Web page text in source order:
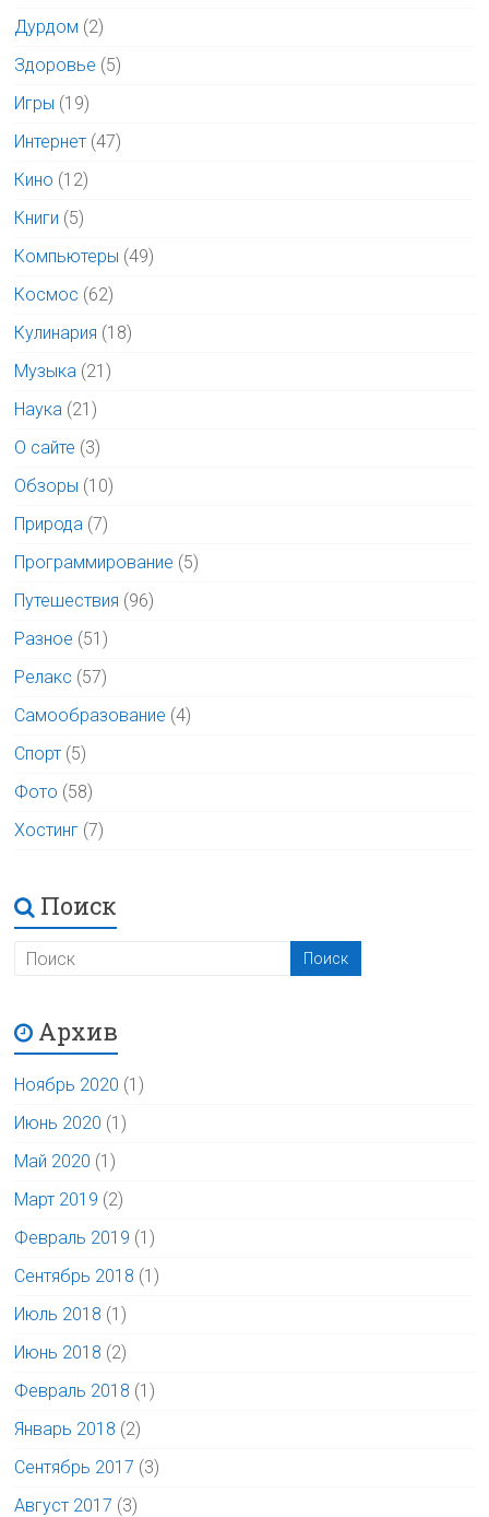
Дурдом (2)
Здоровье (5)
Игры (19)
Интернет (47)
Кино (12)
Книги (5)
Компьютеры (49)
Космос (62)
Кулинария (18)
Музыка (21)
Наука (21)
О сайте (3)
Обзоры (10)
Природа (7)
Программирование (5)
Путешествия (96)
Разное (51)
Релакс (57)
Самообразование (4)
Спорт (5)
Фото (58)
Хостинг (7)
Поиск
Архив
Ноябрь 2020 (1)
Июнь 2020 (1)
Май 2020 (1)
Март 2019 (2)
Февраль 2019 (1)
Сентябрь 2018 (1)
Июль 2018 (1)
Июнь 2018 (2)
Февраль 2018 (1)
Январь 2018 (2)
Сентябрь 2017 (3)
Август 2017 (3)